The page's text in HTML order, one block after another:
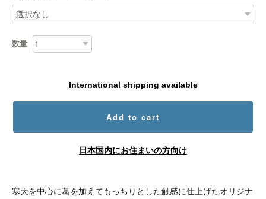
数量
International shipping available
Add to cart
日本国内にお住まいの方向け
寒天を中心に葛を加えてもっちりとした触感に仕上げたオリジナ